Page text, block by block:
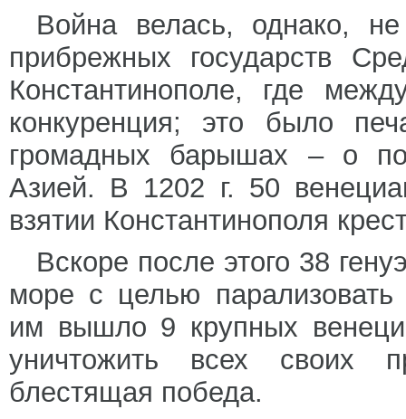
Война велась, однако,
прибрежных государств
Константинополе, где
конкуренция; это было
громадных барышах – о
Азией. В 1202 г. 50
взятии Константинополя
Вскоре после этого 38
море с целью парализовать
им вышло 9 крупных
уничтожить всех своих
блестящая победа.